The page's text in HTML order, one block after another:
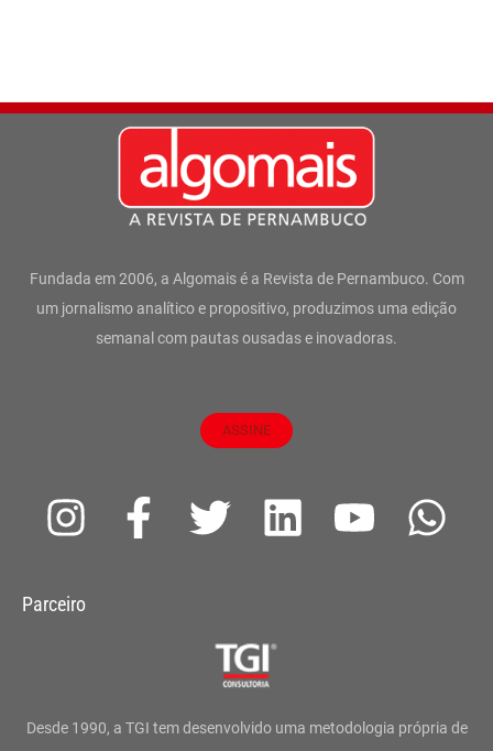
Fundada em 2006, a Algomais é a Revista de Pernambuco. Com
um jornalismo analítico e propositivo, produzimos uma edição
semanal com pautas ousadas e inovadoras.
ASSINE
I
s
g
F
a
o
T
t
e
L
d
Y
b
W
a
Parceiro
Desde 1990, a TGI tem desenvolvido uma metodologia própria de